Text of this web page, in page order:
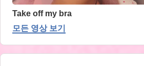
Take off my bra
모든 영상 보기